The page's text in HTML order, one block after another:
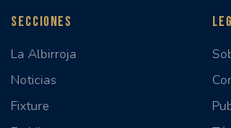
SECCIONES
La Albirroja
Noticias
Fixture